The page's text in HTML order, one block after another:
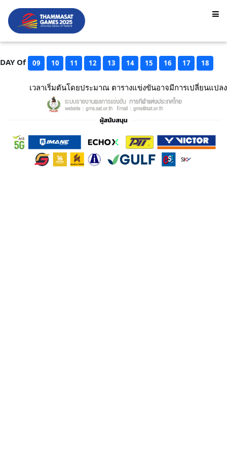
DAY Of 09 10 11 12 13 14 15 16 17 18
เวลาเริ่มตันโดยประมาณ ตารางแข่งขันอาจมีการเปลี่ยนแปลง